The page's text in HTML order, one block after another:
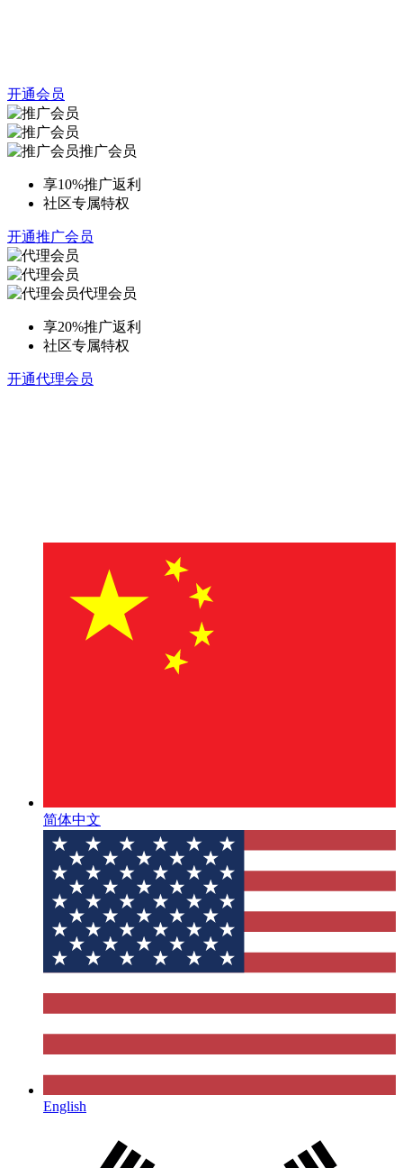
开通会员
推广会员
享10%推广返利
社区专属特权
开通推广会员
代理会员
享20%推广返利
社区专属特权
开通代理会员
简体中文
English